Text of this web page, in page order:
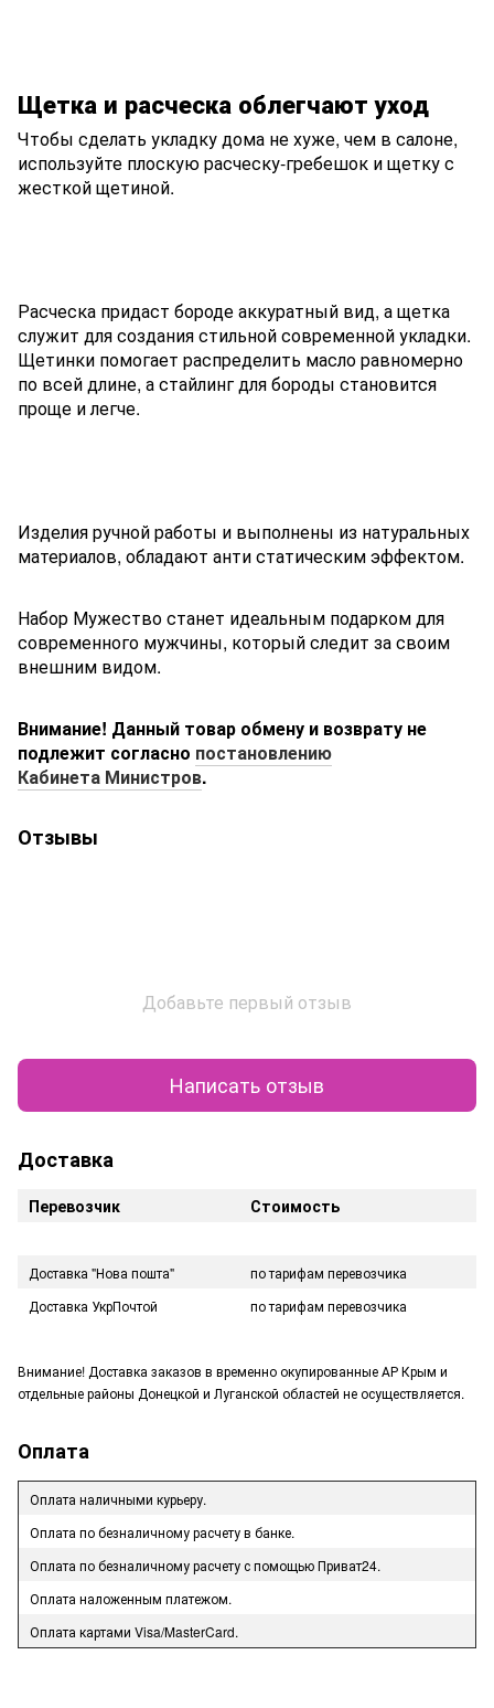
Щетка и расческа облегчают уход
Чтобы сделать укладку дома не хуже, чем в салоне,
используйте плоскую расческу-гребешок и щетку с
жесткой щетиной.
Расческа придаст бороде аккуратный вид, а щетка
служит для создания стильной современной укладки.
Щетинки помогает распределить масло равномерно
по всей длине, а стайлинг для бороды становится
проще и легче.
Изделия ручной работы и выполнены из натуральных
материалов, обладают анти статическим эффектом.
Набор Мужество станет идеальным подарком для
современного мужчины, который следит за своим
внешним видом.
Внимание! Данный товар обмену и возврату не
подлежит согласно постановлению
Кабинета Министров.
Отзывы
Добавьте первый отзыв
Написать отзыв
Доставка
Перевозчик Стоимость
Доставка "Нова пошта"
по тарифам перевозчика
Доставка УкрПочтой
по тарифам перевозчика
Внимание! Доставка заказов в временно окупированные АР Крым и
отдельные районы Донецкой и Луганской областей не осуществляется.
Оплата
Оплата наличными курьеру.
Оплата по безналичному расчету в банке.
Оплата по безналичному расчету с помощью Приват24.
Оплата наложенным платежом.
Оплата картами Visa/MasterCard.